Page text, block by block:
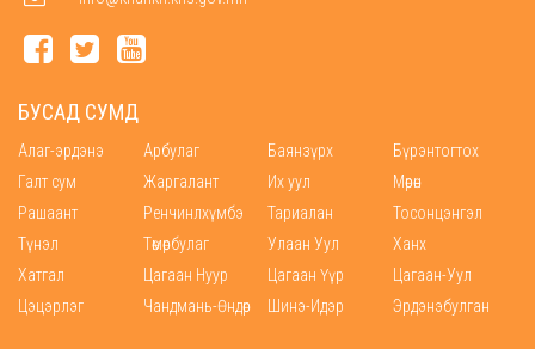
БУСАД СУМД
Алаг-эрдэнэ Арбулаг Баянзүрх
Бүрэнтогтох
Галт сум
Жаргалант Их уул
Мөрөн
Рашаант
Ренчинлхүмбэ Тариалан
Тосонцэнгэл
Түнэл
Төмөрбулаг Улаан Уул
Ханх
Хатгал
Цагаан Нуур Цагаан Үүр
Цагаан-Уул
Цэцэрлэг
Чандмань-Өндөр Шинэ-Идэр Эрдэнэбулган